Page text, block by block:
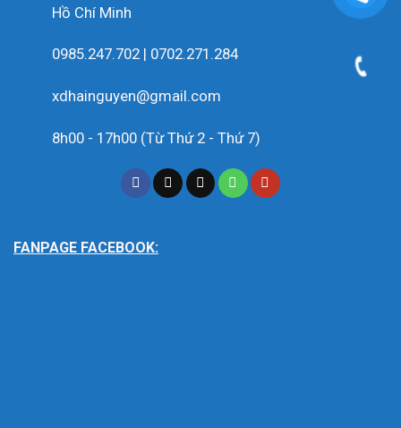
Hồ Chí Minh
0985.247.702 | 0702.271.284
xdhainguyen@gmail.com
8h00 - 17h00 (Từ Thứ 2 - Thứ 7)
FANPAGE FACEBOOK: